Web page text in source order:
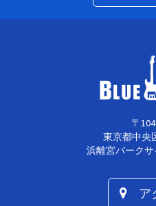
〒
東京都中央
浜離宮パーク
ア